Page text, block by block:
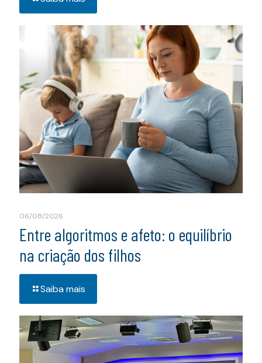
06/08/2026
Entre algoritmos e afeto: o equilíbrio
na criação dos filhos
Saiba mais